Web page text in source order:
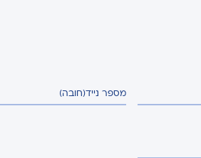
מספר נייד (חובה)